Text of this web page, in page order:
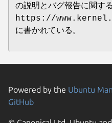
の説明とバグ報告に関す
https://
に書かれている。
Powered by the Ubuntu
GitHub